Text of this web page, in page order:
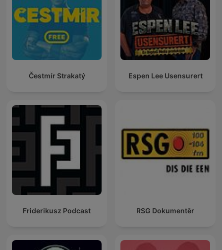
Čestmír Strakatý Espen Lee Usensurert
Friderikusz Podcast RSG Dokumentêr